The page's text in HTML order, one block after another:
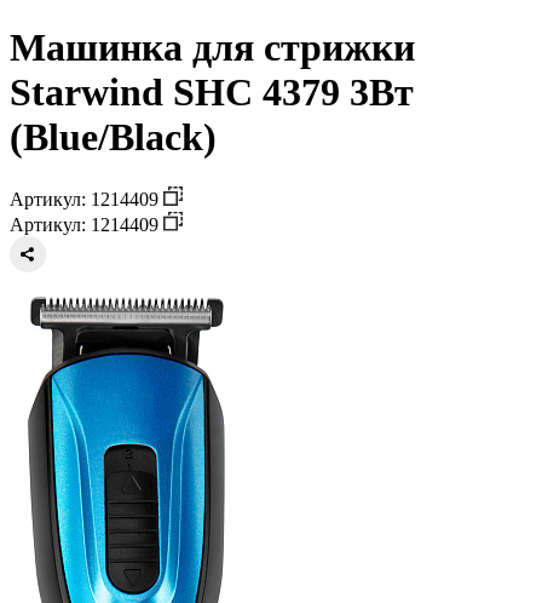
Машинка для стрижки
Starwind SHC 4379 3Вт
(Blue/Black)
Артикул: 1214409
Артикул: 1214409